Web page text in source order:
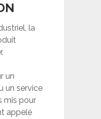
la
un
un service
mis pour
appelé